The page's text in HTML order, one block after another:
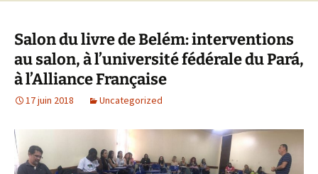
Salon du livre de Belém: interventions
au salon, à l’université fédérale du Pará,
à l’Alliance Française
17 juin 2018 Uncategorized